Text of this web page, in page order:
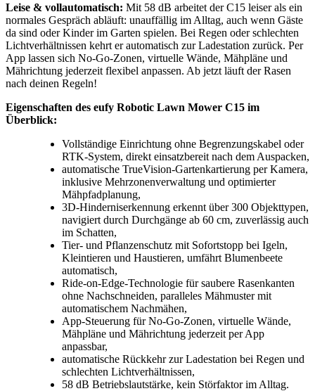
Leise & vollautomatisch: Mit 58 dB arbeitet der C15 leiser als ein
normales Gespräch abläuft: unauffällig im Alltag, auch wenn Gäste
da sind oder Kinder im Garten spielen. Bei Regen oder schlechten
Lichtverhältnissen kehrt er automatisch zur Ladestation zurück. Per
App lassen sich No-Go-Zonen, virtuelle Wände, Mähpläne und
Mährichtung jederzeit flexibel anpassen. Ab jetzt läuft der Rasen
nach deinen Regeln!
Eigenschaften des eufy Robotic Lawn Mower C15 im
Überblick:
Vollständige Einrichtung ohne Begrenzungskabel oder
RTK-System, direkt einsatzbereit nach dem Auspacken,
automatische TrueVision-Gartenkartierung per Kamera,
inklusive Mehrzonenverwaltung und optimierter
Mähpfadplanung,
3D-Hinderniserkennung erkennt über 300 Objekttypen,
navigiert durch Durchgänge ab 60 cm, zuverlässig auch
im Schatten,
Tier- und Pflanzenschutz mit Sofortstopp bei Igeln,
Kleintieren und Haustieren, umfährt Blumenbeete
automatisch,
Ride-on-Edge-Technologie für saubere Rasenkanten
ohne Nachschneiden, paralleles Mähmuster mit
automatischem Nachmähen,
App-Steuerung für No-Go-Zonen, virtuelle Wände,
Mähpläne und Mährichtung jederzeit per App
anpassbar,
automatische Rückkehr zur Ladestation bei Regen und
schlechten Lichtverhältnissen,
58 dB Betriebslautstärke, kein Störfaktor im Alltag.